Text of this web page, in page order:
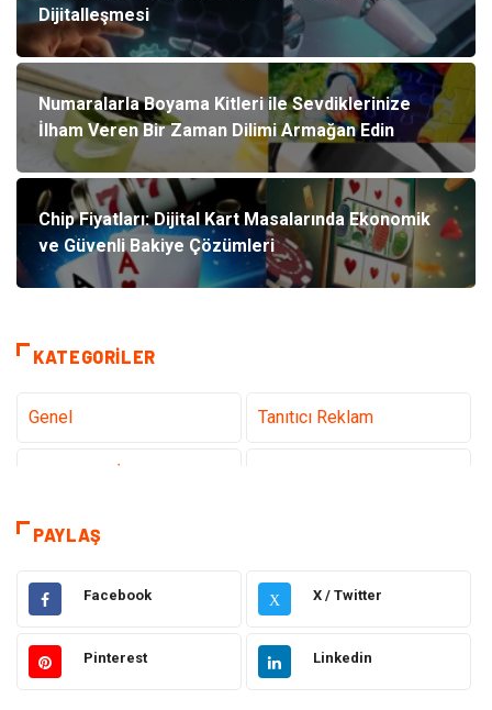
Dijitalleşmesi
Numaralarla Boyama Kitleri ile Sevdiklerinize
İlham Veren Bir Zaman Dilimi Armağan Edin
Chip Fiyatları: Dijital Kart Masalarında Ekonomik
ve Güvenli Bakiye Çözümleri
KATEGORILER
Genel Tanıtıcı Reklam
Teknoloji & İnternet
teknoloji
Hukuk Giyim
Elektronik Makine
PAYLAŞ
Facebook X X / Twitter
Pinterest Linkedin